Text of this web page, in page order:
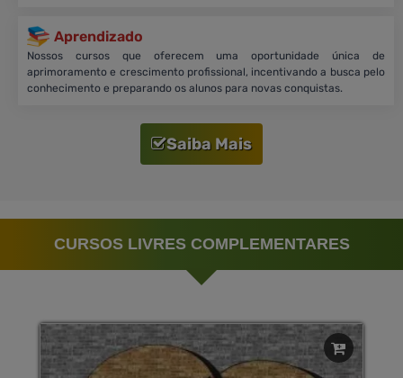
Aprendizado
Nossos cursos que oferecem uma oportunidade única de
aprimoramento e crescimento profissional, incentivando a busca pelo
conhecimento e preparando os alunos para novas conquistas.
Saiba Mais
CURSOS LIVRES COMPLEMENTARES